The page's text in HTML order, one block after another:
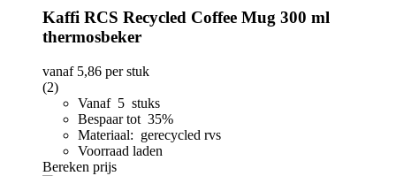
Kaffi RCS Recycled Coffee Mug 300 ml
thermosbeker
vanaf 5,86 per stuk
(2)
Vanaf 5 stuks
Bespaar tot 35%
Materiaal: gerecycled rvs
Voorraad laden
Bereken prijs